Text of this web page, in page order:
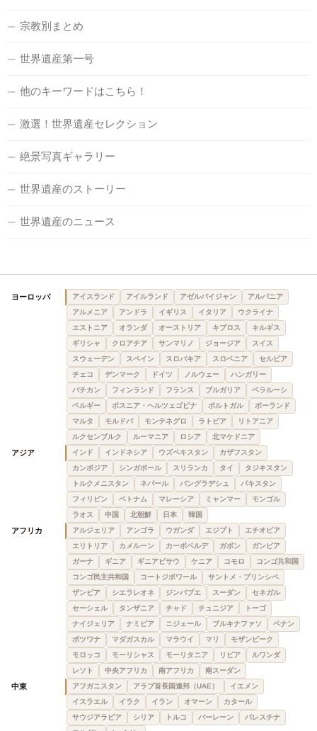
宗教別まとめ
世界遺産第一号
他のキーワードはこちら！
激選！世界遺産セレクション
絶景写真ギャラリー
世界遺産のストーリー
世界遺産のニュース
ヨーロッパ アイスランド アイルランド アゼルバイジャン
アルバニア
アルメニア
アンドラ イギリス イタリア
ウクライナ
エストニア
オランダ オーストリア キプロス
キルギス
ギリシャ
クロアチア サンマリノ ジョージア
スイス
スウェーデン
スペイン スロバキア スロベニア
セルビア
チェコ
デンマーク ドイツ ノルウェー
ハンガリー
バチカン
フィンランド フランス ブルガリア
ベラルーシ
ベルギー
ボスニア・ヘルツェゴビナ ポルトガル
ポーランド
マルタ
モルドバ モンテネグロ ラトビア
リトアニア
ルクセンブルク
ルーマニア ロシア 北マケドニア
アジア インド インドネシア ウズベキスタン
カザフスタン
カンボジア
シンガポール スリランカ タイ
タジキスタン
トルクメニスタン
ネパール バングラデシュ
パキスタン
フィリピン
ベトナム マレーシア ミャンマー
モンゴル
ラオス
中国 北朝鮮 日本 韓国
アフリカ アルジェリア アンゴラ ウガンダ エジプト
エチオピア
エリトリア
カメルーン カーボベルデ ガボン
ガンビア
ガーナ
ギニア ギニアビサウ ケニア コモロ
コンゴ共和国
コンゴ民主共和国
コートジボワール
サントメ・プリンシペ
ザンビア
シエラレオネ ジンバブエ スーダン
セネガル
セーシェル
タンザニア チャド チュニジア
トーゴ
ナイジェリア
ナミビア ニジェール ブルキナファソ
ベナン
ボツワナ
マダガスカル マラウイ マリ
モザンビーク
モロッコ
モーリシャス モーリタニア リビア
ルワンダ
レソト
中央アフリカ 南アフリカ 南スーダン
中東 アフガニスタン アラブ首長国連邦（UAE）
イエメン
イスラエル
イラク イラン オマーン
カタール
サウジアラビア
シリア トルコ バーレーン
パレスチナ